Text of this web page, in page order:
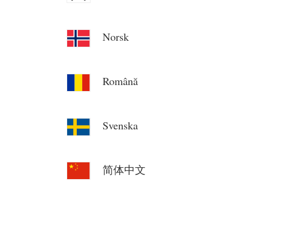
Norsk
Română
Svenska
简体中文